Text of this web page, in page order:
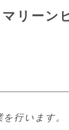
リーン
行います。